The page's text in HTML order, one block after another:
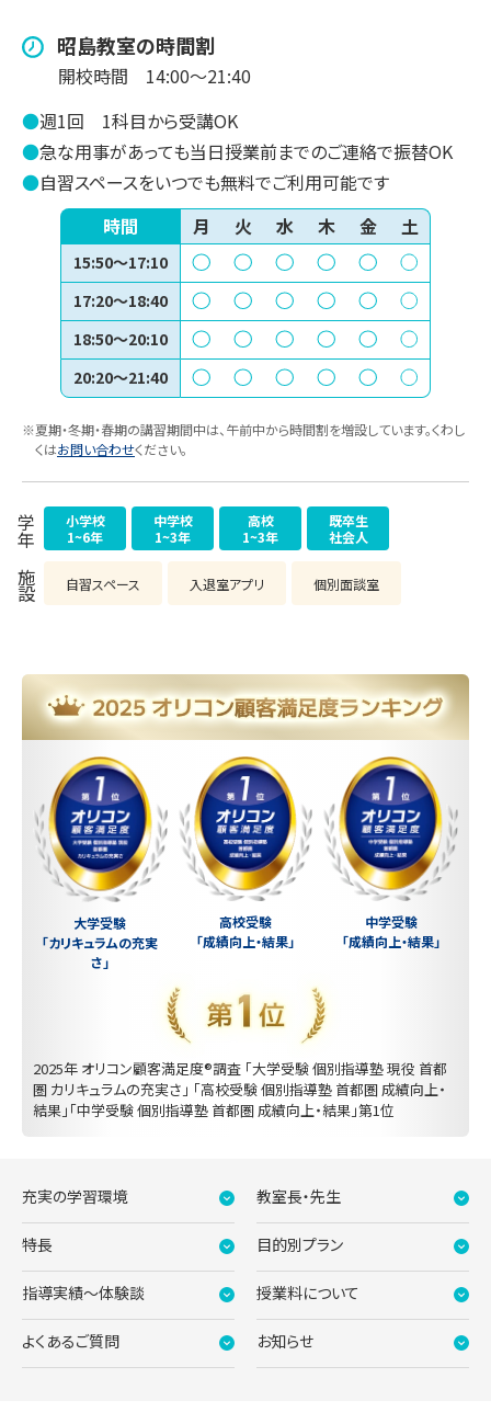
昭島教室の時間割
開校時間
14:00～21:40
●週1回
1科目から受講OK
●急な用事があっても当日授業前までのご連絡で振替OK
●自習スペースをいつでも無料でご利用可能です
時間
月 火 水 木 金 土
15:50～17:10
17:20～18:40
18:50～20:10
20:20～21:40
※夏期・冬期・春期の講習期間中は、午前中から時間割を増設しています。くわし
くはお問い合わせください。
学年
小学校
1~6年
中学校
1~3年
高校
1~3年
既卒生
社会人
施設 自習スペース 入退室アプリ 個別面談室
大学受験
「カリキュラムの充実
さ」
高校受験
「成績向上・結果」
中学受験
「成績向上・結果」
2025年 オリコン顧客満足度®調査 「大学受験 個別指導塾 現役 首都
圏 カリキュラムの充実さ」 「高校受験 個別指導塾 首都圏 成績向上・
結果」「中学受験 個別指導塾 首都圏 成績向上・結果」第1位
充実の学習環境 教室長・先生
特長 目的別プラン
指導実績〜体験談 授業料について
よくあるご質問 お知らせ